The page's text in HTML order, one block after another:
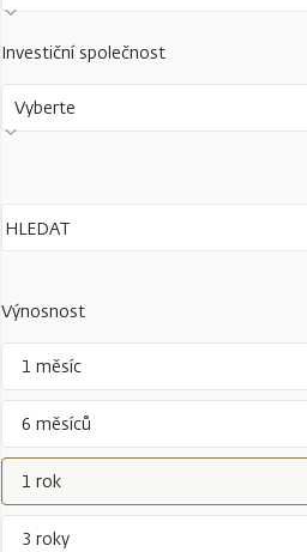
Investiční společnost
Vyberte
Výnosnost
1 měsíc
6 měsíců
1 rok
3 roky